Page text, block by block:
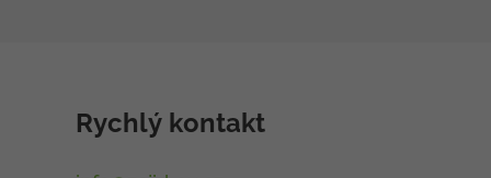
Rychlý kontakt